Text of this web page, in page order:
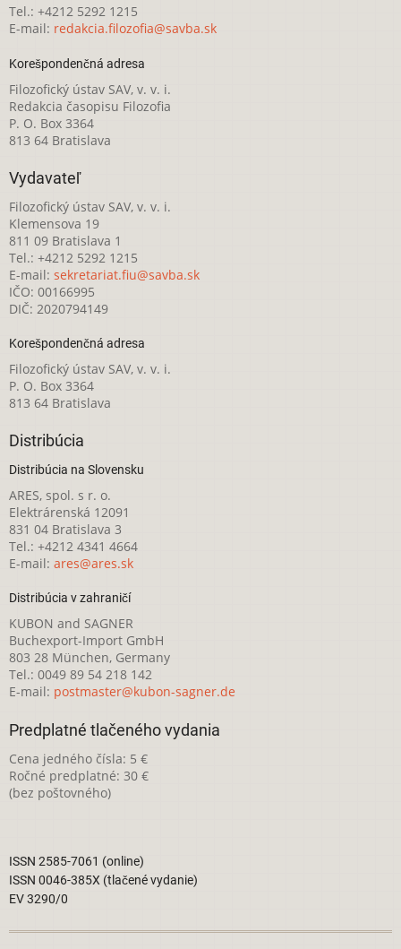
Tel.: +4212 5292 1215
E-mail: redakcia.filozofia@savba.sk
Korešpondenčná adresa
Filozofický ústav SAV, v. v. i.
Redakcia časopisu Filozofia
P. O. Box 3364
813 64 Bratislava
Vydavateľ
Filozofický ústav SAV, v. v. i.
Klemensova 19
811 09 Bratislava 1
Tel.: +4212 5292 1215
E-mail: sekretariat.fiu@savba.sk
IČO: 00166995
DIČ: 2020794149
Korešpondenčná adresa
Filozofický ústav SAV, v. v. i.
P. O. Box 3364
813 64 Bratislava
Distribúcia
Distribúcia na Slovensku
ARES, spol. s r. o.
Elektrárenská 12091
831 04 Bratislava 3
Tel.: +4212 4341 4664
E-mail: ares@ares.sk
Distribúcia v zahraničí
KUBON and SAGNER
Buchexport-Import GmbH
803 28 München, Germany
Tel.: 0049 89 54 218 142
E-mail: postmaster@kubon-sagner.de
Predplatné tlačeného vydania
Cena jedného čísla: 5 €
Ročné predplatné: 30 €
(bez poštovného)
ISSN 2585-7061 (online)
ISSN 0046-385X (tlačené vydanie)
EV 3290/0